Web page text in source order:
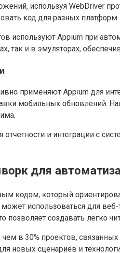
используя WebDriver
код для разных платформ.
используют Appium при
так и в эмуляторах,
применяют Appium для
мобильных обновлений.
и интеграции с
для
кодом, который
использоваться для веб-
позволяет создавать легко
в 30% проектов,
новых сценариев и